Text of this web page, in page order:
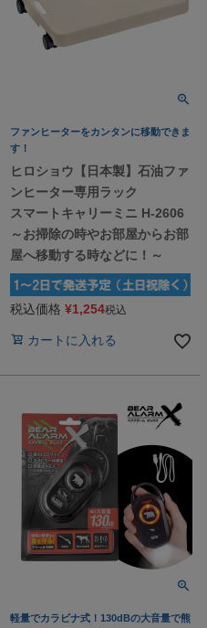
ファンヒーターをカンタンに移動できま
す！
ヒロショウ【日本製】石油ファ
ンヒーター専用ラック
スマートキャリーミニ H-2606
～お掃除の時やお部屋からお部
屋へ移動する時などに！～
税込価格 ¥1,254税込
カートに入れる
軽量でカラビナ式！130dBの大音量で熊